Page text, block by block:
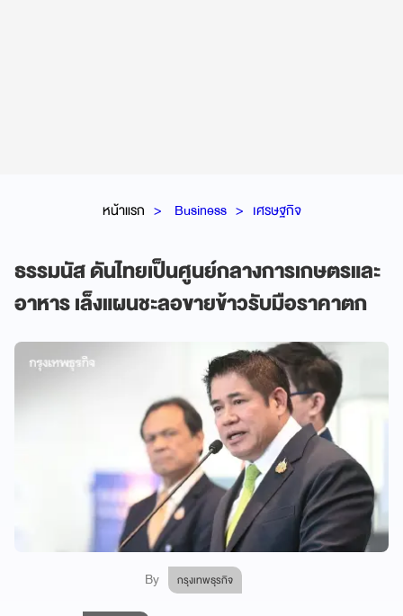
หน้าแรก Business เศรษฐกิจ
ธรรมนัส ดันไทยเป็นศูนย์กลางการเกษตรและ
อาหาร เล็งแผนชะลอขายข้าวรับมือราคาตก
By กรุงเทพธุรกิจ